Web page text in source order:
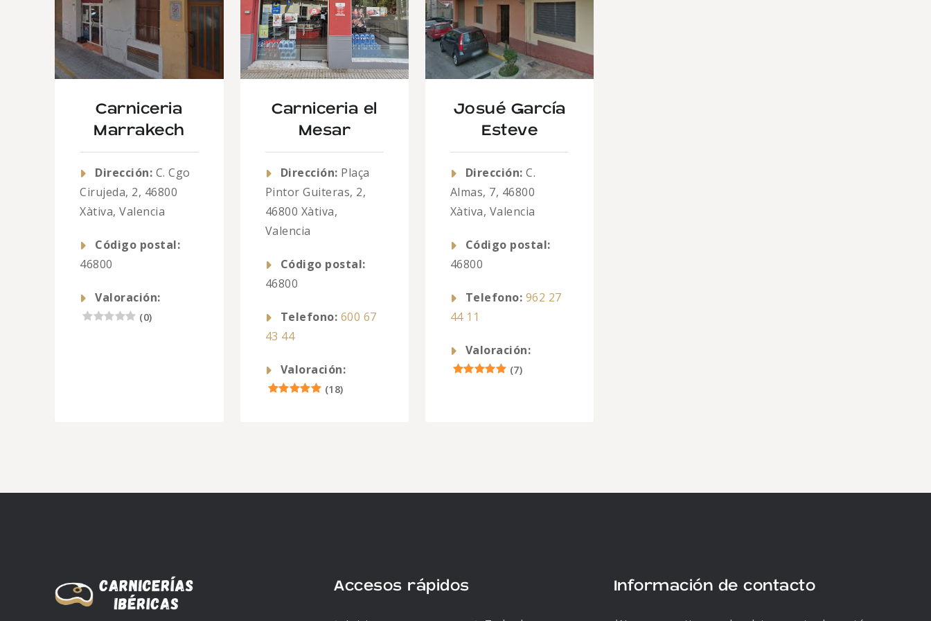
Carniceria
Marrakech
Dirección: C. Cgo
Cirujeda, 2, 46800
Xàtiva, Valencia
Código postal:
46800
Valoración:
(0)
Carniceria el
Mesar
Dirección: Plaça
Pintor Guiteras, 2,
46800 Xàtiva,
Valencia
Código postal:
46800
Telefono: 600 67
43 44
Valoración:
(18)
Josué García
Esteve
Dirección: C.
Almas, 7, 46800
Xàtiva, Valencia
Código postal:
46800
Telefono: 962 27
44 11
Valoración:
(7)
Accesos rápidos Información de contacto